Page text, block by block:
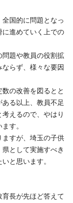
国的に問題となっ
進めていく上での
問題や教員の役割拡
らず、様々な要因
の改善を図るとと
る以上、教員不足
えるので、やはり
す。
すが、埼玉の子供
として実施すべき
と思います。
長が先ほど答えて